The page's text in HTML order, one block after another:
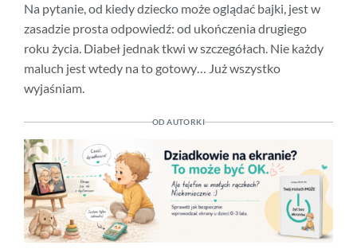
Na pytanie, od kiedy dziecko może oglądać bajki, jest w
zasadzie prosta odpowiedź: od ukończenia drugiego
roku życia. Diabeł jednak tkwi w szczegółach. Nie każdy
maluch jest wtedy na to gotowy… Już wszystko
wyjaśniam.
OD AUTORKI